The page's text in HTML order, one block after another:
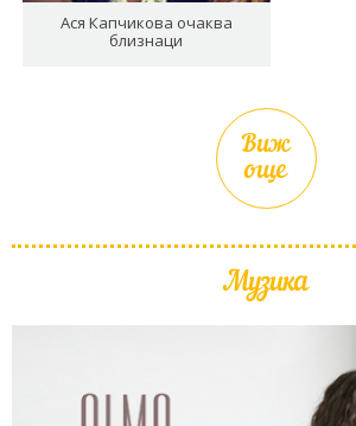
Ася Капчикова очаква
близнаци
Виж
още
Музика